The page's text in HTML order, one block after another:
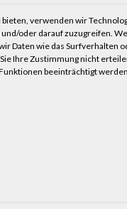
verwenden wir
oder darauf zuzugreifen.
Daten wie das Surfverhalten
Ihre Zustimmung nicht
beeinträchtigt